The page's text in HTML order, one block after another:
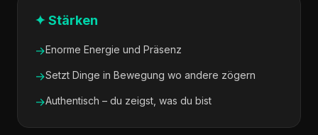
✦ Stärken
→Enorme Energie und Präsenz
→Setzt Dinge in Bewegung wo andere zögern
→Authentisch – du zeigst, was du bist